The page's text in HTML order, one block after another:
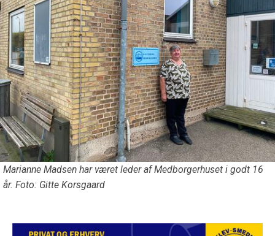
Marianne Madsen har været leder af Medborgerhuset i godt 16
år. Foto: Gitte Korsgaard